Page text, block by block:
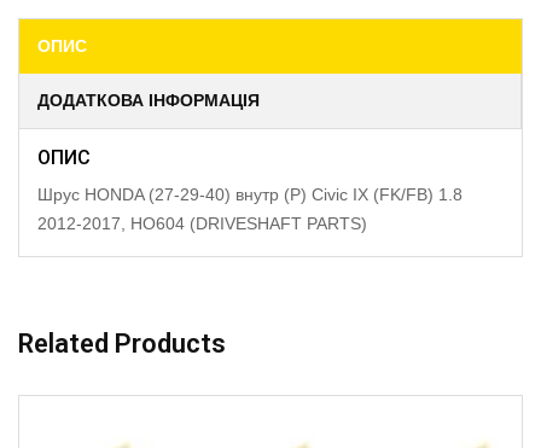
ОПИС
ДОДАТКОВА ІНФОРМАЦІЯ
ОПИС
Шрус HONDA (27-29-40) внутр (P) Civic IX (FK/FB) 1.8
2012-2017, HO604 (DRIVESHAFT PARTS)
Related Products